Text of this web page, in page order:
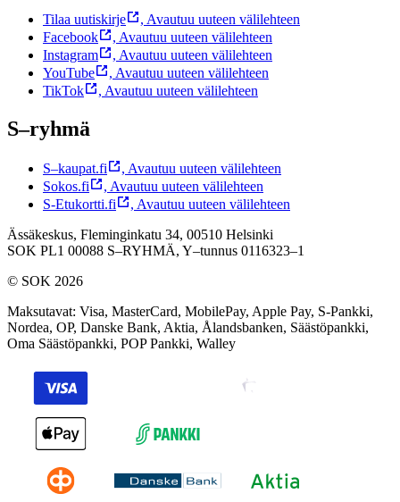
Tilaa uutiskirje , Avautuu uuteen välilehteen
Facebook
, Avautuu uuteen välilehteen
Instagram
, Avautuu uuteen välilehteen
YouTube
, Avautuu uuteen välilehteen
TikTok
, Avautuu uuteen välilehteen
S–ryhmä
S–kaupat.fi , Avautuu uuteen välilehteen
Sokos.fi
, Avautuu uuteen välilehteen
S-Etukortti.fi
, Avautuu uuteen välilehteen
Ässäkeskus, Fleminginkatu 34, 00510 Helsinki
SOK PL1 00088 S–RYHMÄ, Y–tunnus 0116323–1
© SOK 2026
Maksutavat: Visa, MasterCard, MobilePay, Apple Pay, S-Pankki,
Nordea, OP, Danske Bank, Aktia, Ålandsbanken, Säästöpankki,
Oma Säästöpankki, POP Pankki, Walley